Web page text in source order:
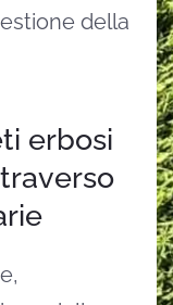
della
erbosi